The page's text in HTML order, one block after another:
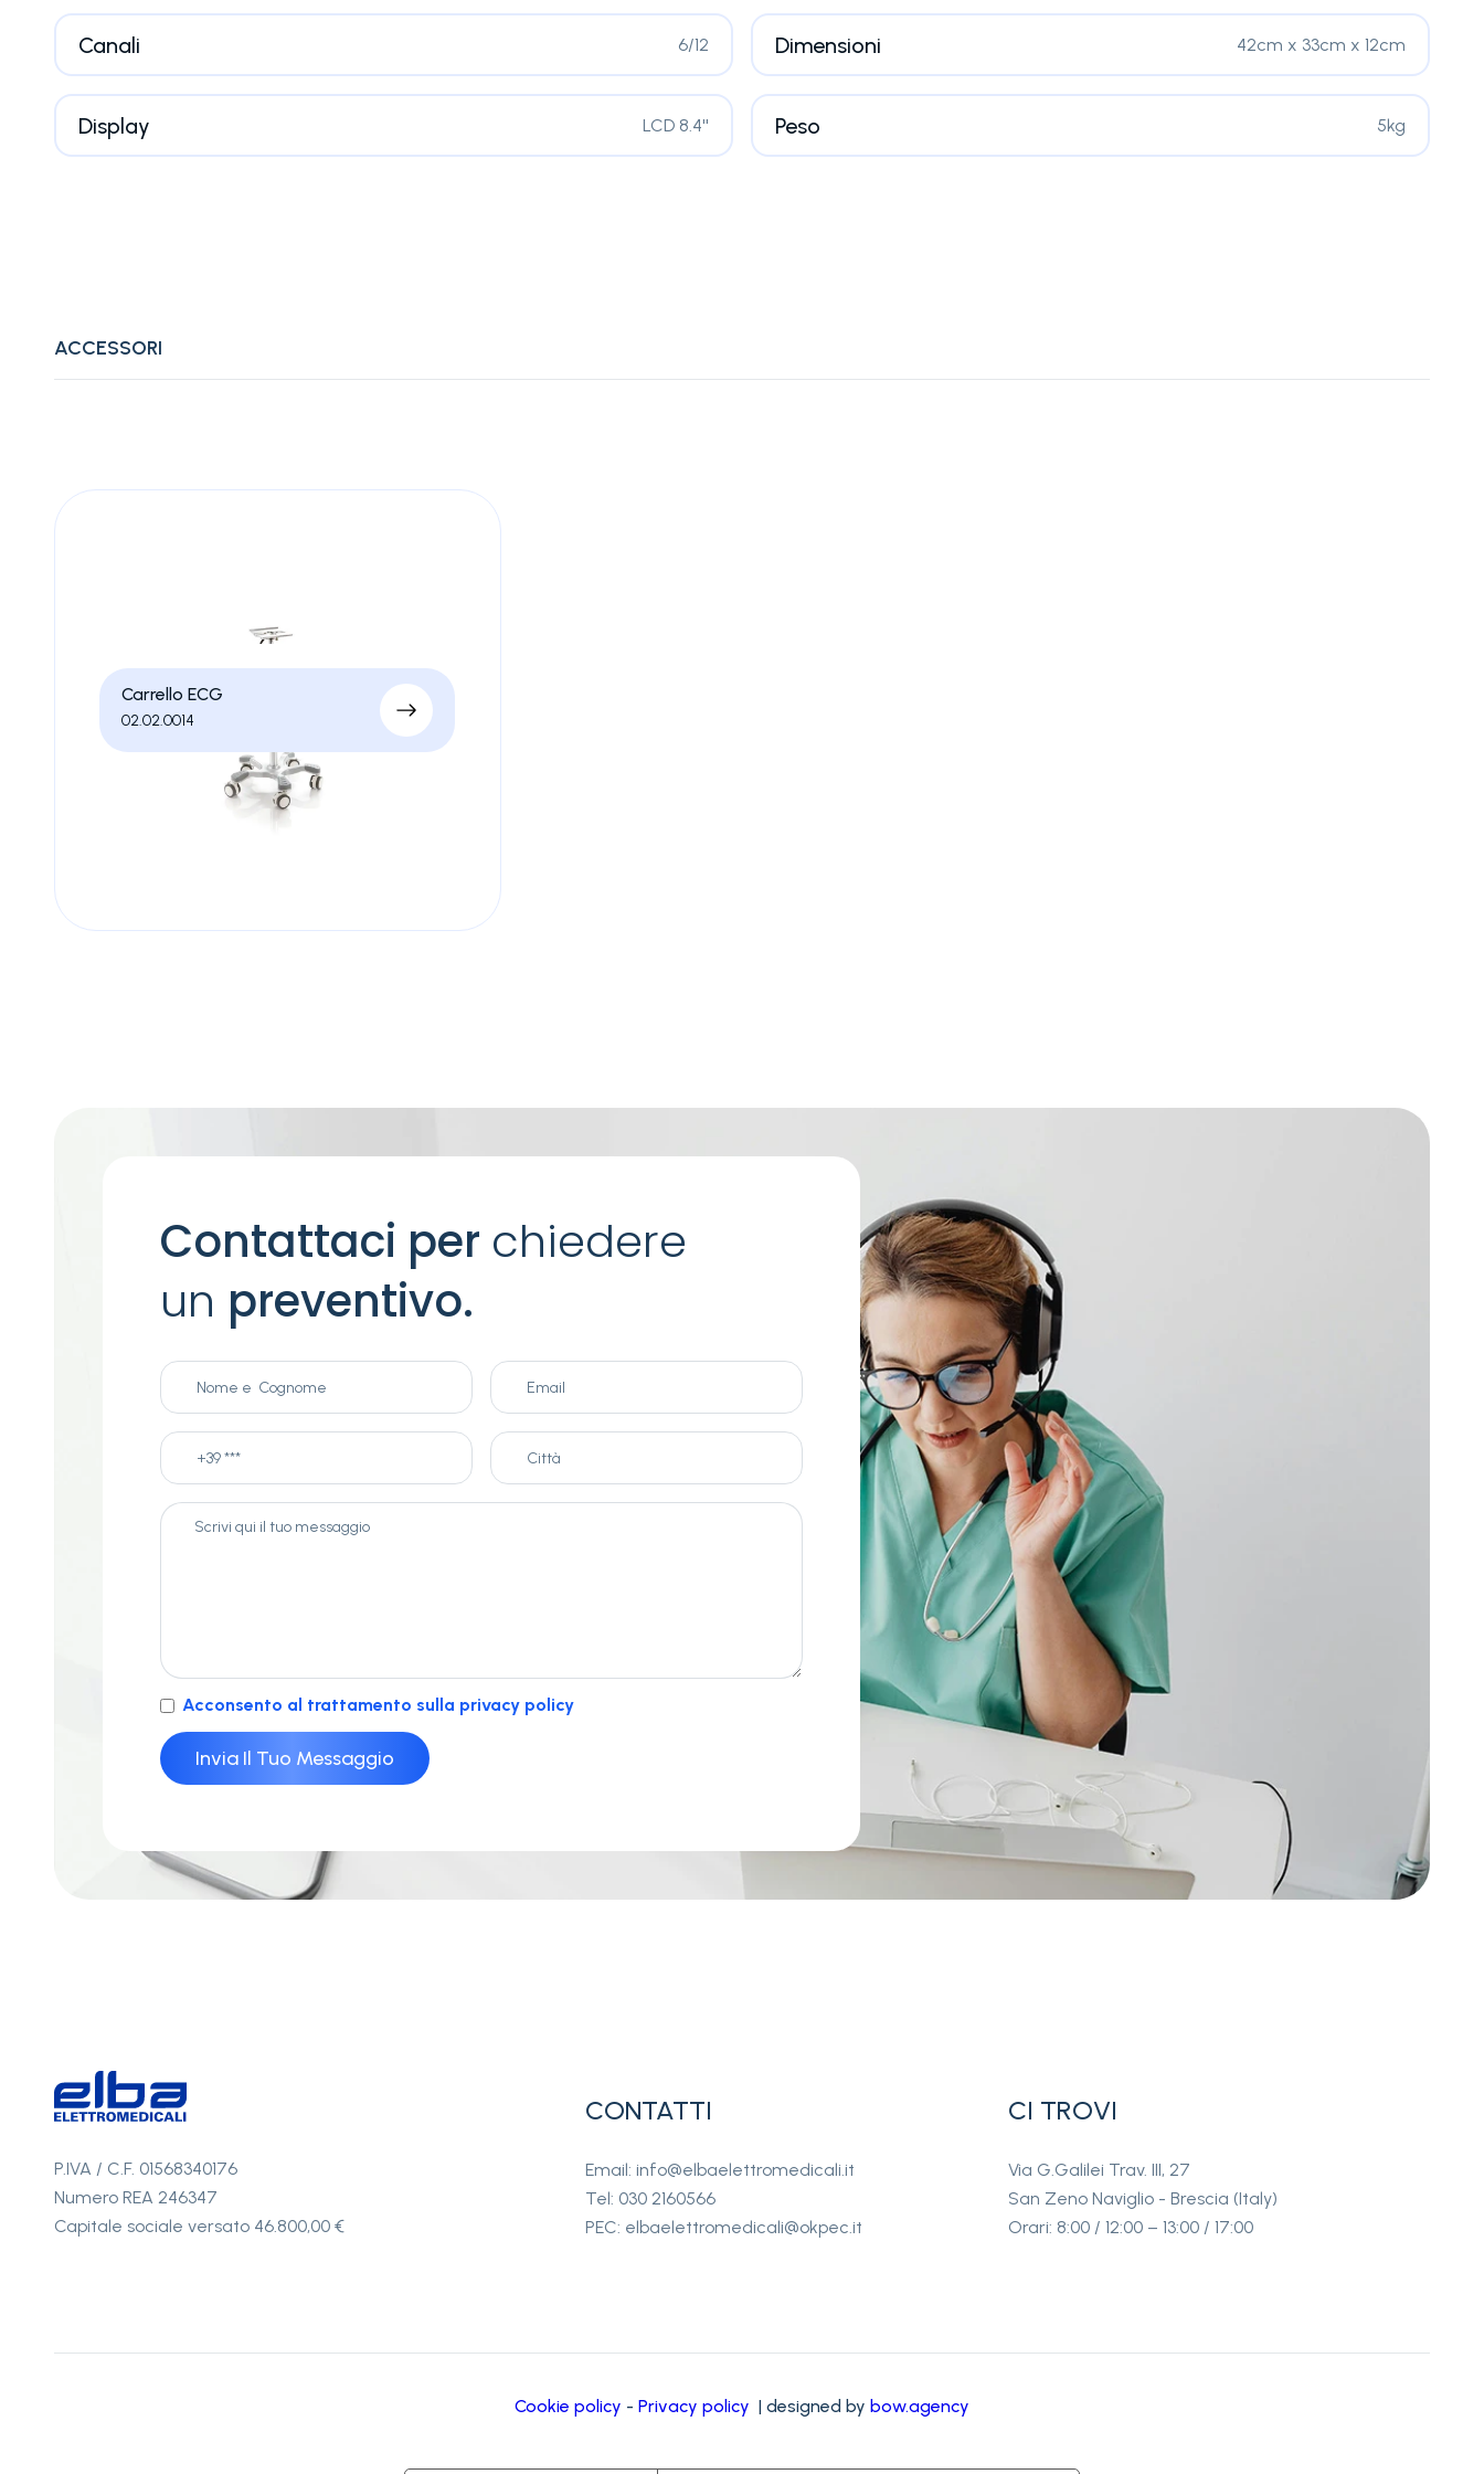
Canali 6/12 Dimensioni 42cm x 33cm x 12cm
Display LCD 8.4'' Peso 5kg
ACCESSORI
Carrello ECG
02.02.0014
Contattaci per chiedere
un preventivo.
Acconsento al trattamento sulla privacy policy
P.IVA / C.F. 01568340176
Numero REA 246347
Capitale sociale versato 46.800,00 €
CONTATTI
Email: info@elbaelettromedicali.it
Tel: 030 2160566
PEC: elbaelettromedicali@okpec.it
CI TROVI
Via G.Galilei Trav. III, 27
San Zeno Naviglio - Brescia (Italy)
Orari: 8:00 / 12:00 – 13:00 / 17:00
Cookie policy - Privacy policy | designed by bow.agency